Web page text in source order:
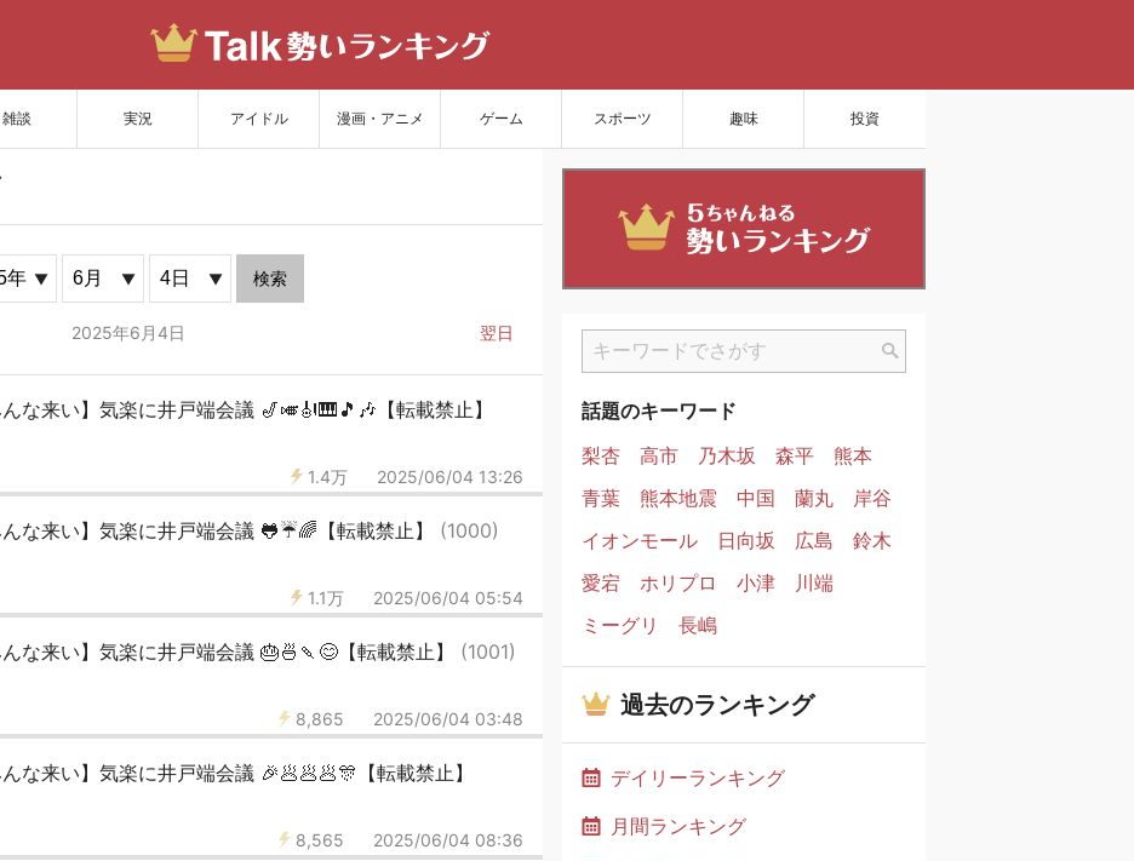
雑談 実況 アイドル 漫画・アニメ ゲーム スポーツ 趣味 投資
サイトを更新
検索
2025年6月4日 翌日
な来い】気楽に井戸端会議 🎷🎺🎻🎹🎵🎶【転載禁止】
1.4万 2025/06/04 13:26
な来い】気楽に井戸端会議 🐸☔🌈【転載禁止】 (1000)
1.1万 2025/06/04 05:54
な来い】気楽に井戸端会議 🎂🍜🍡😊【転載禁止】 (1001)
8,865 2025/06/04 03:48
な来い】気楽に井戸端会議 🎉🥟🥟🥟🎊【転載禁止】
8,565 2025/06/04 08:36
話題のキーワード
梨杏
高市 乃木坂 森平
熊本
青葉
熊本地震 中国 蘭丸
岸谷
イオンモール
日向坂 広島
鈴木
愛宕
ホリプロ 小津
川端
ミーグリ
長嶋
過去のランキング
デイリーランキング
月間ランキング